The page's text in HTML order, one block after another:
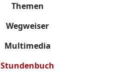
Themen
Wegweiser
Multimedia
Stundenbuch